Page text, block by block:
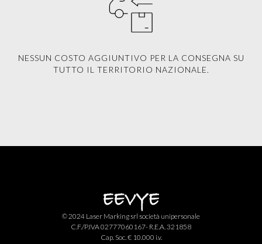
NESSUN COSTO AGGIUNTIVO PER LA CONSEGNA SU
TUTTO IL TERRITORIO NAZIONALE.
© 2024 Laser Marking srl società unipersonale
C.F./P.IVA 02777060167- R.E.A. 321858
Cap. Soc. € 10.000 i.v.